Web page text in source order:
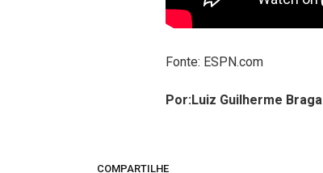
Fonte: ESPN.com
Por:Luiz Guilherme Braga
COMPARTILHE